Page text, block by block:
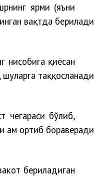
ярми (яъни
вақтда берилади.
нисобига қиёсан
таққосланади.
чегараси бўлиб,
ортиб бораверади.
бериладиган